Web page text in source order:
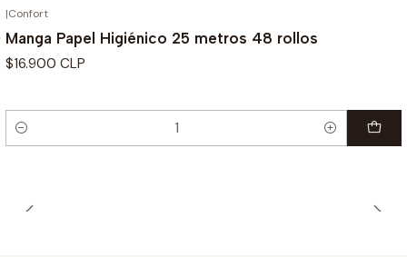
|Confort
Manga Papel Higiénico 25 metros 48 rollos
$16.900 CLP
Cantidad